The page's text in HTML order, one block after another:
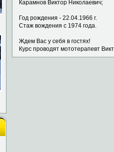
Карамнов
Год рождения -
Стаж вождения с
Ждем Вас у себя в гостях!
Курс проводят мототерапевт